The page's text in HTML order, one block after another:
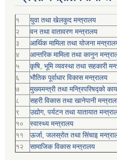
१
युवा तथा खेलकुद मन्त्रालय
२
वन तथा वातावरण मन्त्रालय
३
आर्थिक मामिला तथा योजना
४
आन्तरिक मामिला तथा कानुन
५
कृषि, भूमि व्यवस्था तथा सहकारी
६
भौतिक पूर्वाधार विकास मन्त्रालय
७
मुख्यमन्त्री तथा मन्त्रिपरिषद्को
८
सहरी विकास तथा खानेपानी
९
उद्योग, पर्यटन तथा यातायात
१०
स्वास्थ्य मन्त्रालय
११
ऊर्जा, जलस्रोत तथा सिंचाइ
१२
सामाजिक विकास मन्‍‍त्रालय